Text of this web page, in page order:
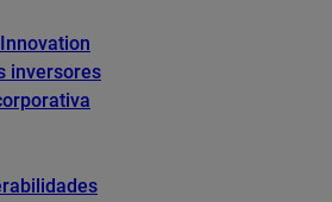
inversores